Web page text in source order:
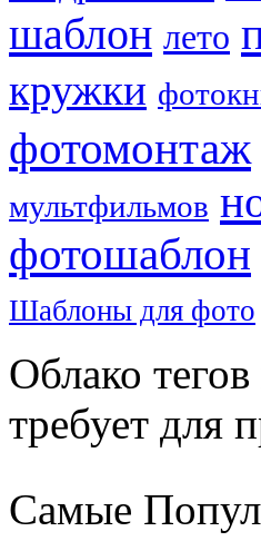
шаблон лето
кружки
фотомонтаж
мультфильмов
фотошаблон
Шаблоны для фото
Облако
требует для
Самые